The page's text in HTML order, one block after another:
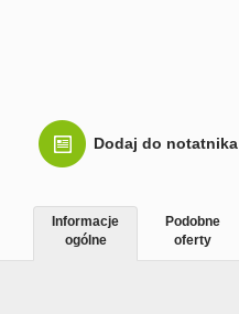
Dodaj do notatnika
Informacje
ogólne
Podobne
oferty